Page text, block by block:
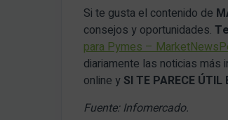
Si te gusta el contenido de
consejos y oportunidades.
para Pymes –
diariamente las noticias más
online y SI TE PARECE
Fuente: Infomercado.